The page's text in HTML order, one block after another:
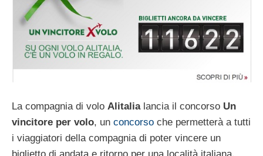
La compagnia di volo Alitalialancia il concorso Un
vincitore per volo, un concorso che permetterà a tutti
i viaggiatori della compagnia di poter vincere un